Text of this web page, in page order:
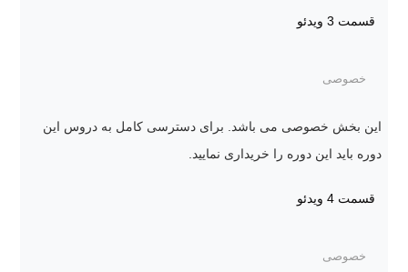
قسمت 3 ویدئو
خصوصی
این بخش خصوصی می باشد. برای دسترسی کامل به دروس این
دوره باید این دوره را خریداری نمایید.
قسمت 4 ویدئو
خصوصی